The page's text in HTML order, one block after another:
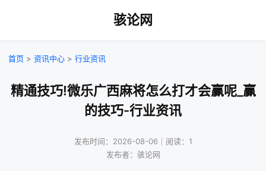
骇论网
首页 > 资讯中心 > 行业资讯
精通技巧!微乐广西麻将怎么打才会赢呢_赢
的技巧-行业资讯
发布时间：2026-08-06｜阅读：1
发布者：骇论网